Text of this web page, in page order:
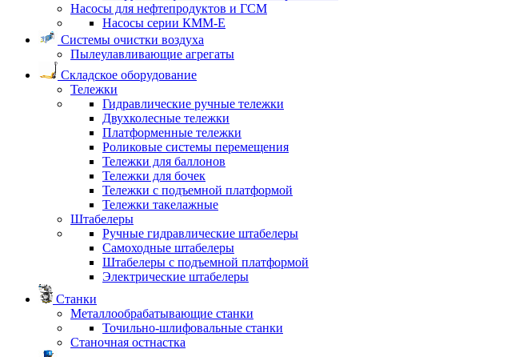
Насосы для нефтепродуктов и ГСМ
Насосы серии КММ-Е
Системы очистки воздуха
Пылеулавливающие агрегаты
Складское оборудование
Тележки
Гидравлические ручные тележки
Двухколесные тележки
Платформенные тележки
Роликовые системы перемещения
Тележки для баллонов
Тележки для бочек
Тележки с подъемной платформой
Тележки такелажные
Штабелеры
Ручные гидравлические штабелеры
Самоходные штабелеры
Штабелеры с подъемной платформой
Электрические штабелеры
Станки
Металлообрабатывающие станки
Точильно-шлифовальные станки
Станочная остнастка